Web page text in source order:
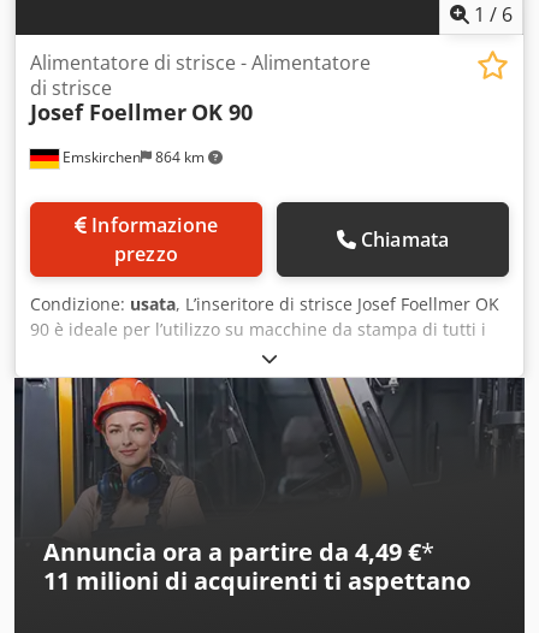
1 / 6
Emskirchen 864 km
Alimentatore di strisce - Alimentatore
di strisce
Josef Foellmer OK 90
prezzo
Chiamata
Condizione: usata, L’inseritore di strisce Josef Foellmer OK
90 è ideale per l’utilizzo su macchine da stampa di tutti i
produttori. Adatto per macchine da stampa Heidelberg
SM52, SM74, SM102, XL106 e CD102. Inseritore di strisce –
Tab Inserter Josef Foellmer OK 90 Anno 1998 – Numero di
serie: 91882 Inseritore di linguette mobile su ruote
Regolabile in altezza Inseritore di strisce per tutti i tipi di
macchine da stampa Crodpfx Agexp H Uqodjf Ispezione
video online tramite WhatsApp, MS Zoom, Telegram
Disponibile a magazzino a Emskirchen/Norimberga –
Pronta consegna – Possibilità di prova
Annuncia ora a partire da 4,49 €*
11 milioni di acquirenti ti aspettano